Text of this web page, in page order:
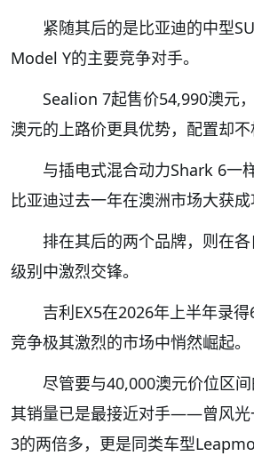
紧随其后的是比亚迪的中型
Model Y的主要竞争对手。
Sealion 7起售价54,990澳元
澳元的上路价更具优势，配置却不
与插电式混合动力Shark 6一
比亚迪过去一年在澳洲市场大获成
排在其后的两个品牌，则在
级别中激烈交锋。
吉利EX5在2026年上半年录
竞争极其激烈的市场中悄然崛起。
尽管要与40,000澳元价位区间
其销量已是最接近对手——曾风
3的两倍多，更是同类车型